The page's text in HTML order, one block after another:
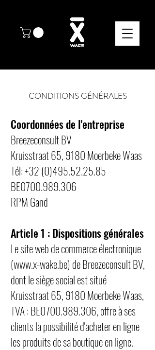
CONDITIONS GÉNÉRALES
Coordonnées de l'entreprise
Breezeconsult BV
Kruisstraat 65, 9180 Moerbeke Waas
Tél: +32 (0)495.52.25.85
BE0700.989.306
RPM Gand
Article 1 : Dispositions générales
Le site web de commerce électronique
(www.x-wake.be) de Breezeconsult BV,
dont le siège social est situé
Kruisstraat 65, 9180 Moerbeke Waas,
TVA : BE0700.989.306, offre à ses
clients la possibilité d'acheter en ligne
les produits de sa boutique en ligne.